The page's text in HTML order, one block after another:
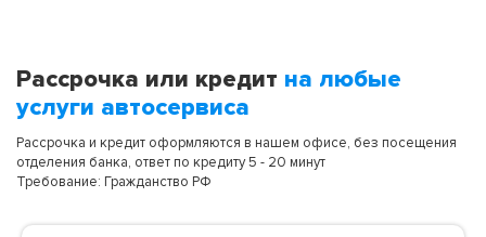
Рассрочка или кредит на любые
услуги автосервиса
Рассрочка и кредит оформляются в нашем офисе, без посещения
отделения банка, ответ по кредиту 5 - 20 минут
Требование: Гражданство РФ